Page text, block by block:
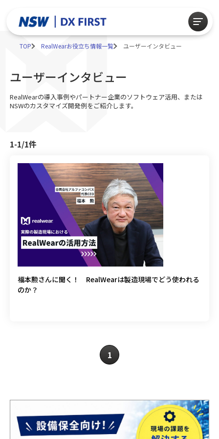
TOP RealWearお役立ち情報一覧 ユーザーインタビュー
ユーザーインタビュー
RealWearの導入事例やパートナー企業のソフトウェア活用、または
NSWのカスタマイズ開発例をご紹介します。
1-1/1件
福本勲さんに聞く！ RealWearは製造現場でどう使われる
のか？
1